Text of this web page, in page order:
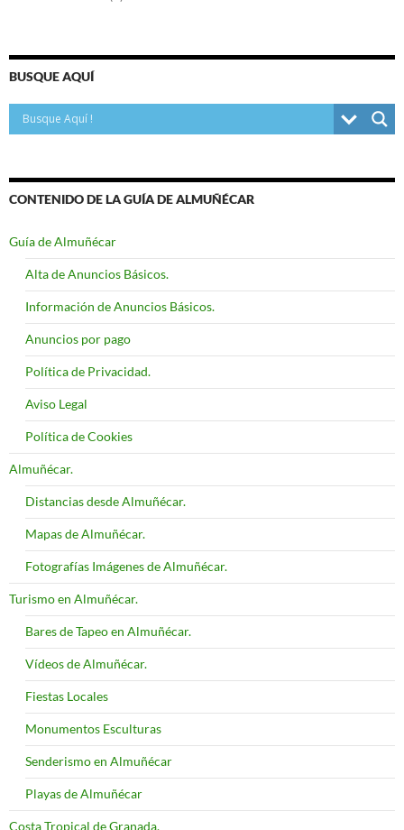
BUSQUE AQUÍ
CONTENIDO DE LA GUÍA DE ALMUÑÉCAR
Guía de Almuñécar
Alta de Anuncios Básicos.
Información de Anuncios Básicos.
Anuncios por pago
Política de Privacidad.
Aviso Legal
Política de Cookies
Almuñécar.
Distancias desde Almuñécar.
Mapas de Almuñécar.
Fotografías Imágenes de Almuñécar.
Turismo en Almuñécar.
Bares de Tapeo en Almuñécar.
Vídeos de Almuñécar.
Fiestas Locales
Monumentos Esculturas
Senderismo en Almuñécar
Playas de Almuñécar
Costa Tropical de Granada.